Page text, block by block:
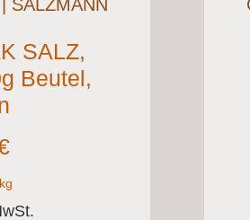
SALZ,
Beutel,
kg